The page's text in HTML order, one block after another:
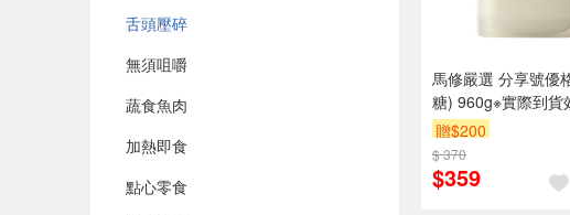
舌頭壓碎
無須咀嚼
蔬食魚肉
加熱即食
點心零食
馬修嚴選 分享號優
糖) 960g※實際到貨
以上
贈$200
$ 370
$359